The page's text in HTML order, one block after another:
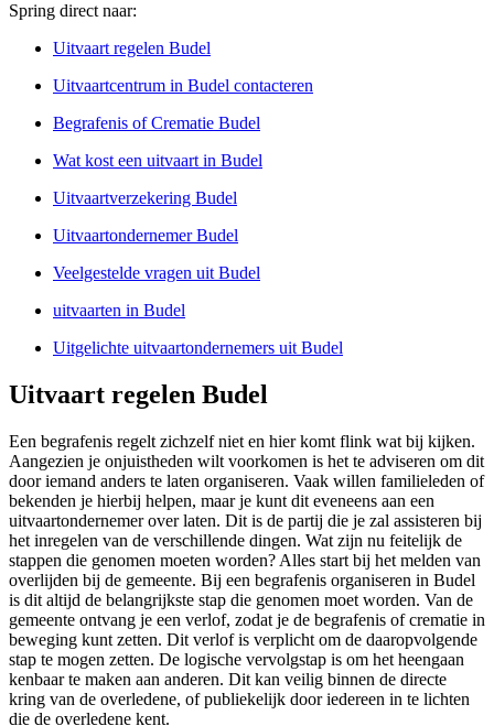
Spring direct naar:
Uitvaart regelen Budel
Uitvaartcentrum in Budel contacteren
Begrafenis of Crematie Budel
Wat kost een uitvaart in Budel
Uitvaartverzekering Budel
Uitvaartondernemer Budel
Veelgestelde vragen uit Budel
uitvaarten in Budel
Uitgelichte uitvaartondernemers uit Budel
Uitvaart regelen Budel
Een begrafenis regelt zichzelf niet en hier komt flink wat bij kijken.
Aangezien je onjuistheden wilt voorkomen is het te adviseren om dit
door iemand anders te laten organiseren. Vaak willen familieleden of
bekenden je hierbij helpen, maar je kunt dit eveneens aan een
uitvaartondernemer over laten. Dit is de partij die je zal assisteren bij
het inregelen van de verschillende dingen. Wat zijn nu feitelijk de
stappen die genomen moeten worden? Alles start bij het melden van
overlijden bij de gemeente. Bij een begrafenis organiseren in Budel
is dit altijd de belangrijkste stap die genomen moet worden. Van de
gemeente ontvang je een verlof, zodat je de begrafenis of crematie in
beweging kunt zetten. Dit verlof is verplicht om de daaropvolgende
stap te mogen zetten. De logische vervolgstap is om het heengaan
kenbaar te maken aan anderen. Dit kan veilig binnen de directe
kring van de overledene, of publiekelijk door iedereen in te lichten
die de overledene kent.